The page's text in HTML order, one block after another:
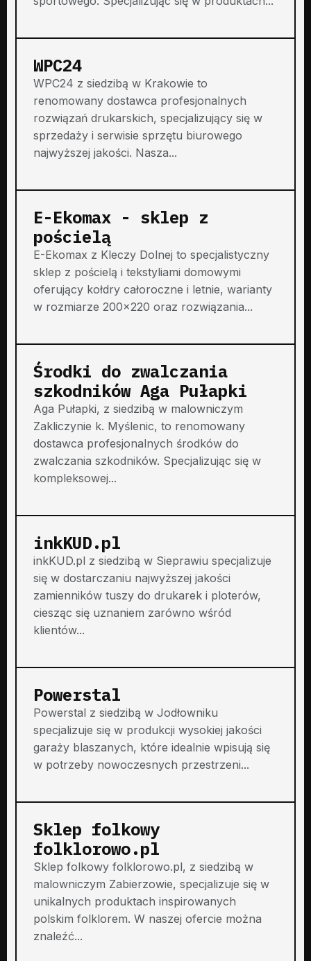
WPC24
WPC24 z siedzibą w Krakowie to
renomowany dostawca profesjonalnych
rozwiązań drukarskich, specjalizujący się w
sprzedaży i serwisie sprzętu biurowego
najwyższej jakości. Nasza...
E-Ekomax - sklep z
pościelą
E-Ekomax z Kleczy Dolnej to specjalistyczny
sklep z pościelą i tekstyliami domowymi
oferujący kołdry całoroczne i letnie, warianty
w rozmiarze 200x220 oraz rozwiązania...
Środki do zwalczania
szkodników Aga Pułapki
Aga Pułapki, z siedzibą w malowniczym
Zakliczynie k. Myślenic, to renomowany
dostawca profesjonalnych środków do
zwalczania szkodników. Specjalizując się w
kompleksowej...
inkKUD.pl
inkKUD.pl z siedzibą w Sieprawiu specjalizuje
się w dostarczaniu najwyższej jakości
zamienników tuszy do drukarek i ploterów,
ciesząc się uznaniem zarówno wśród
klientów...
Powerstal
Powerstal z siedzibą w Jodłowniku
specjalizuje się w produkcji wysokiej jakości
garaży blaszanych, które idealnie wpisują się
w potrzeby nowoczesnych przestrzeni...
Sklep folkowy
folklorowo.pl
Sklep folkowy folklorowo.pl, z siedzibą w
malowniczym Zabierzowie, specjalizuje się w
unikalnych produktach inspirowanych
polskim folklorem. W naszej ofercie można
znaleźć...